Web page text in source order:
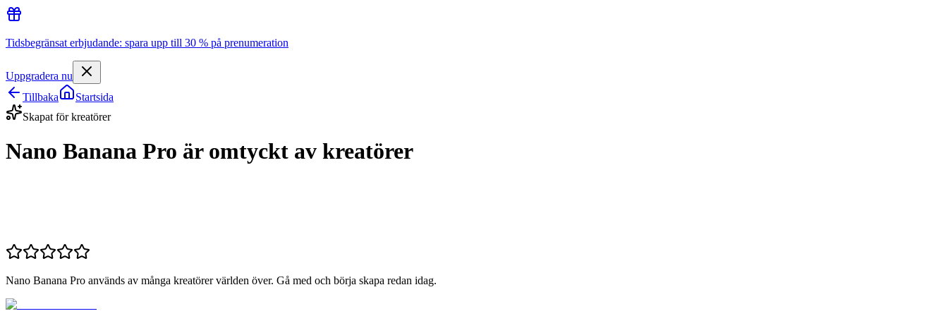
Tidsbegränsat erbjudande: spara upp till 30 % på prenumeration
Uppgradera nu
Tillbaka
Startsida
Skapat för kreatörer
Nano Banana Pro är omtyckt av kreatörer
Nano Banana Pro används av många kreatörer världen över. Gå med och börja skapa redan idag.